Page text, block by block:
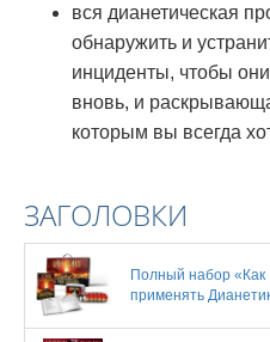
вся дианетическая
обнаружить и
инциденты, чтобы
вновь, и
которым вы всегда
ЗАГОЛОВКИ
Полный набор «Как
применять